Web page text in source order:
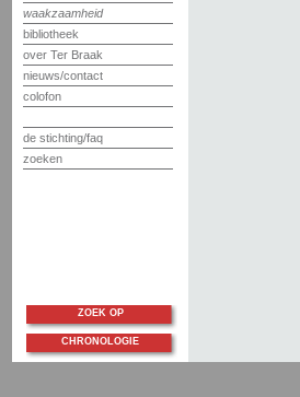
waakzaamheid
bibliotheek
over Ter Braak
nieuws/contact
colofon
de stichting/faq
zoeken
ZOEK OP
CHRONOLOGIE